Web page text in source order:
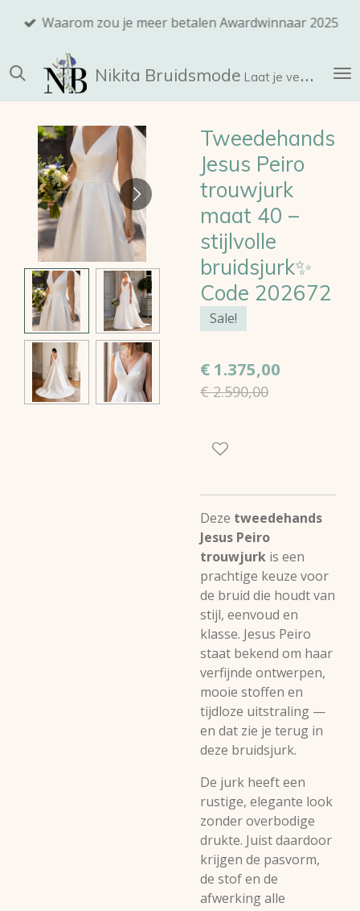
de
hoofdinhoud
Nikita Bruidsmode Laat je verrassen!
Waarom zou je meer betalen Awardwinnaar 2025
Tweedehands
Jesus Peiro
trouwjurk
maat 40 –
stijlvolle
bruidsjurk✨
Code 202672
Sale!
€ 1.375,00
€ 2.590,00
Deze tweedehands
Jesus Peiro
trouwjurk is een
prachtige keuze voor
de bruid die houdt van
stijl, eenvoud en
klasse. Jesus Peiro
staat bekend om haar
verfijnde ontwerpen,
mooie stoffen en
tijdloze uitstraling —
en dat zie je terug in
deze bruidsjurk.
De jurk heeft een
rustige, elegante look
zonder overbodige
drukte. Juist daardoor
krijgen de pasvorm,
de stof en de
afwerking alle